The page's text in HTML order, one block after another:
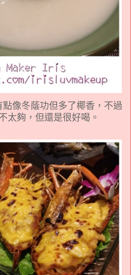
像冬蔭功但多了椰香，不過
太夠，但還是很好喝。